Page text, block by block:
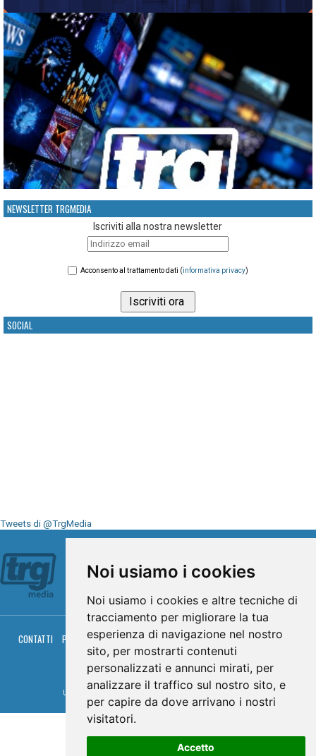
Noi usiamo i cookies
Noi usiamo i cookies e altre tecniche di
tracciamento per migliorare la tua
esperienza di navigazione nel nostro
sito, per mostrarti contenuti
personalizzati e annunci mirati, per
analizzare il traffico sul nostro sito, e
per capire da dove arrivano i nostri
visitatori.
Accetto
NEWSLETTER TRGMEDIA
Iscriviti alla nostra newsletter
Acconsento al trattamento dati (informativa privacy)
SOCIAL
Tweets di @TrgMedia
CONTATTI PRIVACY COOKIES PALINSESTO DIRETTA TV
DIRETTA RADIO
RGM HITRADIO
© TRG Media 2005-2026
Umbria Televisioni s.r.l. - P.I.00496230541 - - Powered by